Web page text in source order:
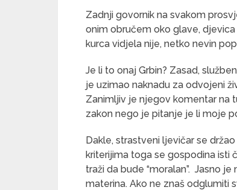
Zadnji govornik na svakom
onim obručem oko glave,
kurca vidjela nije, netko nevin
Je li to onaj Grbin? Zasad,
je uzimao naknadu za odvojeni
Zanimljiv je njegov komentar na
zakon nego je pitanje je li moje
Dakle, strastveni ljevičar se
kriterijima toga se gospodina isti
traži da bude “moralan”. Jasno
materina. Ako ne znaš odglumiti